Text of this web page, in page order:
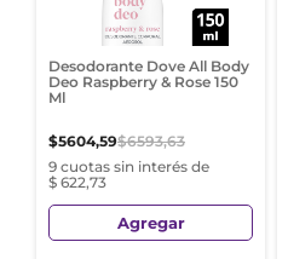
Desodorante Dove All Body
Deo Raspberry & Rose 150
Ml
$5604,59$6593,63
9 cuotas sin interés de
$ 622,73
Agregar